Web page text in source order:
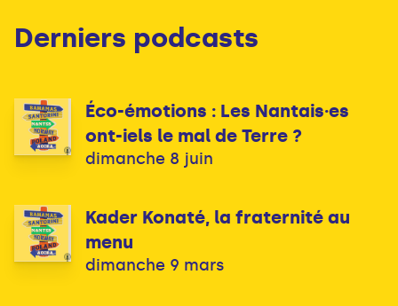
Derniers podcasts
Éco-émotions : Les Nantais·es
ont-iels le mal de Terre ?
dimanche 8 juin
Kader Konaté, la fraternité au
menu
dimanche 9 mars